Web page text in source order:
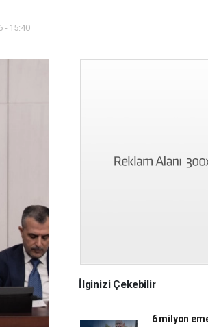
- 15:40
İlginizi Çekebilir
6 milyon